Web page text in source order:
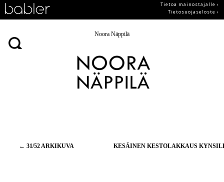
Tietoa mainostajalle ›
Tietosuojaseloste ›
Noora Näppilä
Artikkelien
← 31/52 ARKIKUVA KESÄINEN KESTOLAKKAUS